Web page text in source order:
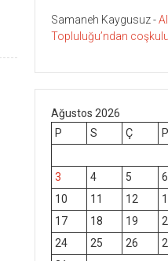
Samaneh Kaygusuz-
Topluluğu’ndan
Ağustos 2026
P
S Ç P
3
4 5 6
10
11 12
17
18 19
24
25 26